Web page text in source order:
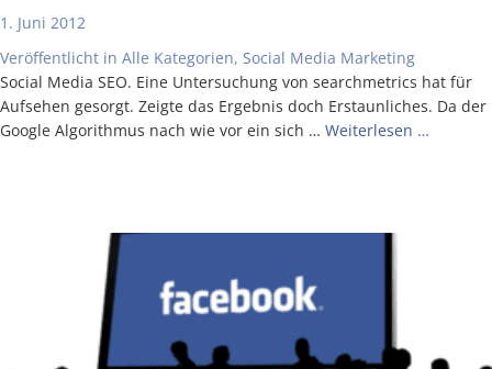
1. Juni 2012
Veröffentlicht in Alle Kategorien, Social Media Marketing
Social Media SEO. Eine Unter­su­chung von searchme­trics hat für
Auf­se­hen gesorgt. Zeig­te das Ergeb­nis doch Erstaun­li­ches. Da der
Goog­le Algo­rith­mus nach wie vor ein sich … Wei­ter­le­sen …